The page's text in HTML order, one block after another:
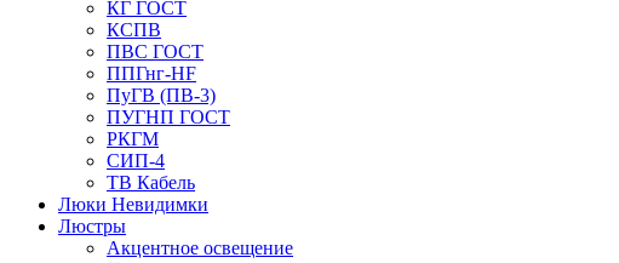
КГ ГОСТ
КСПВ
ПВС ГОСТ
ППГнг-HF
ПуГВ (ПВ-3)
ПУГНП ГОСТ
РКГМ
СИП-4
ТВ Кабель
Люки Невидимки
Люстры
Акцентное освещение